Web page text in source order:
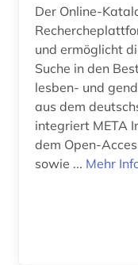
Der Online-
und ermöglicht
Suche in den
lesben- und
aus dem
integriert META
dem Open-
sowie ... Mehr